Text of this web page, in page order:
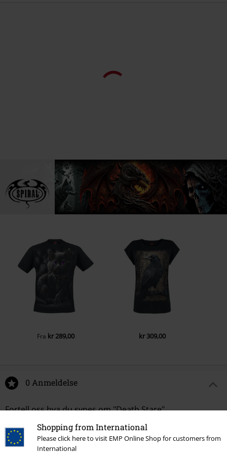
Shopping from International
Please click here to visit EMP Online Shop for customers from
International
Fra kr 289,00 kr 309,00
0 Anmeldelse
Fortell oss hva du synes om "Death Stare".
Skriv anmeldelse